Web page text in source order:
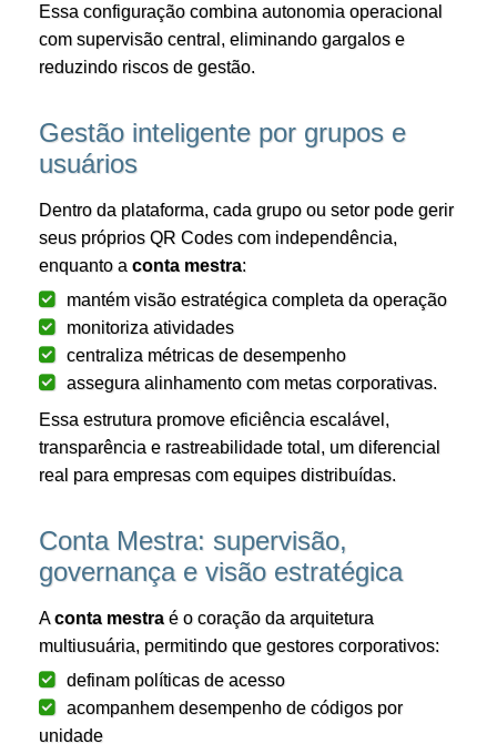
Essa configuração combina autonomia operacional
com supervisão central, eliminando gargalos e
reduzindo riscos de gestão.
Gestão inteligente por grupos e
usuários
Dentro da plataforma, cada grupo ou setor pode gerir
seus próprios QR Codes com independência,
enquanto a conta mestra:
mantém visão estratégica completa da operação
monitoriza atividades
centraliza métricas de desempenho
assegura alinhamento com metas corporativas.
Essa estrutura promove eficiência escalável,
transparência e rastreabilidade total, um diferencial
real para empresas com equipes distribuídas.
Conta Mestra: supervisão,
governança e visão estratégica
Aconta mestra é o coração da arquitetura
multiusuária, permitindo que gestores corporativos:
definam políticas de acesso
acompanhem desempenho de códigos por
unidade